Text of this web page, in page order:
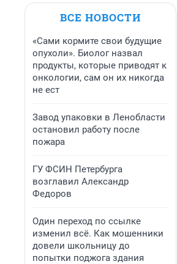
ВСЕ НОВОСТИ
«Сами кормите свои будущие
опухоли». Биолог назвал
продукты, которые приводят к
онкологии, сам он их никогда
не ест
Завод упаковки в Ленобласти
остановил работу после
пожара
ГУ ФСИН Петербурга
возглавил Александр
Федоров
Один переход по ссылке
изменил всё. Как мошенники
довели школьницу до
попытки поджога здания